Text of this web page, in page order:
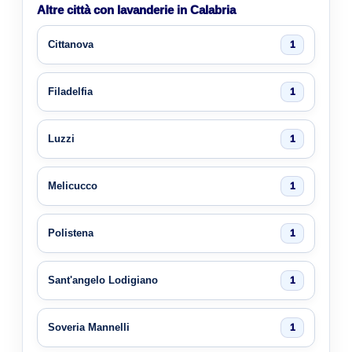
Altre città con lavanderie in Calabria
Cittanova 1
Filadelfia 1
Luzzi 1
Melicucco 1
Polistena 1
Sant'angelo Lodigiano 1
Soveria Mannelli 1